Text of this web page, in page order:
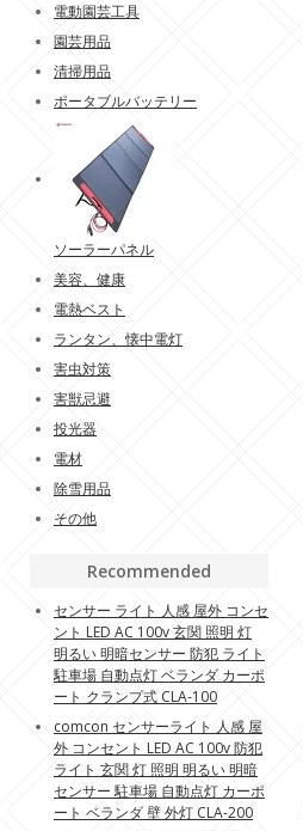
電動園芸工具
園芸用品
清掃用品
ポータブルバッテリー
ソーラーパネル
美容、健康
電熱ベスト
ランタン、懐中電灯
害虫対策
害獣忌避
投光器
電材
除雪用品
その他
Recommended
センサー ライト 人感 屋外 コンセ
ント LED AC 100v 玄関 照明 灯
明るい 明暗センサー 防犯 ライト
駐車場 自動点灯 ベランダ カーポ
ート クランプ式 CLA-100
comcon センサーライト 人感 屋
外 コンセント LED AC 100v 防犯
ライト 玄関 灯 照明 明るい 明暗
センサー 駐車場 自動点灯 カーポ
ート ベランダ 壁 外灯 CLA-200